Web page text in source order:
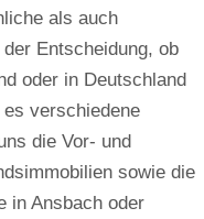
als auch
Entscheidung, ob
oder in Deutschland
verschiedene
die Vor- und
sowie die
in Ansbach oder